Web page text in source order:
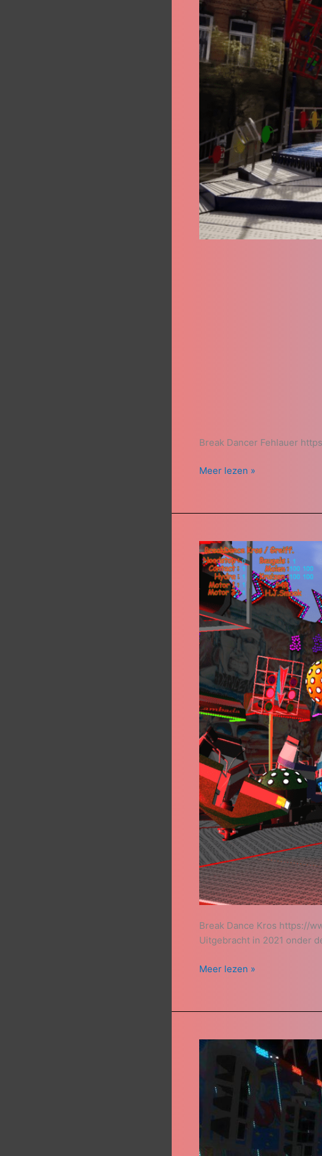
Break Dancer Fehlauer
Meer lezen »
Break Dance Kros https://
Uitgebracht in 2021 onder
Break
Dance
Kros
Meer lezen »
Break
Mondorf